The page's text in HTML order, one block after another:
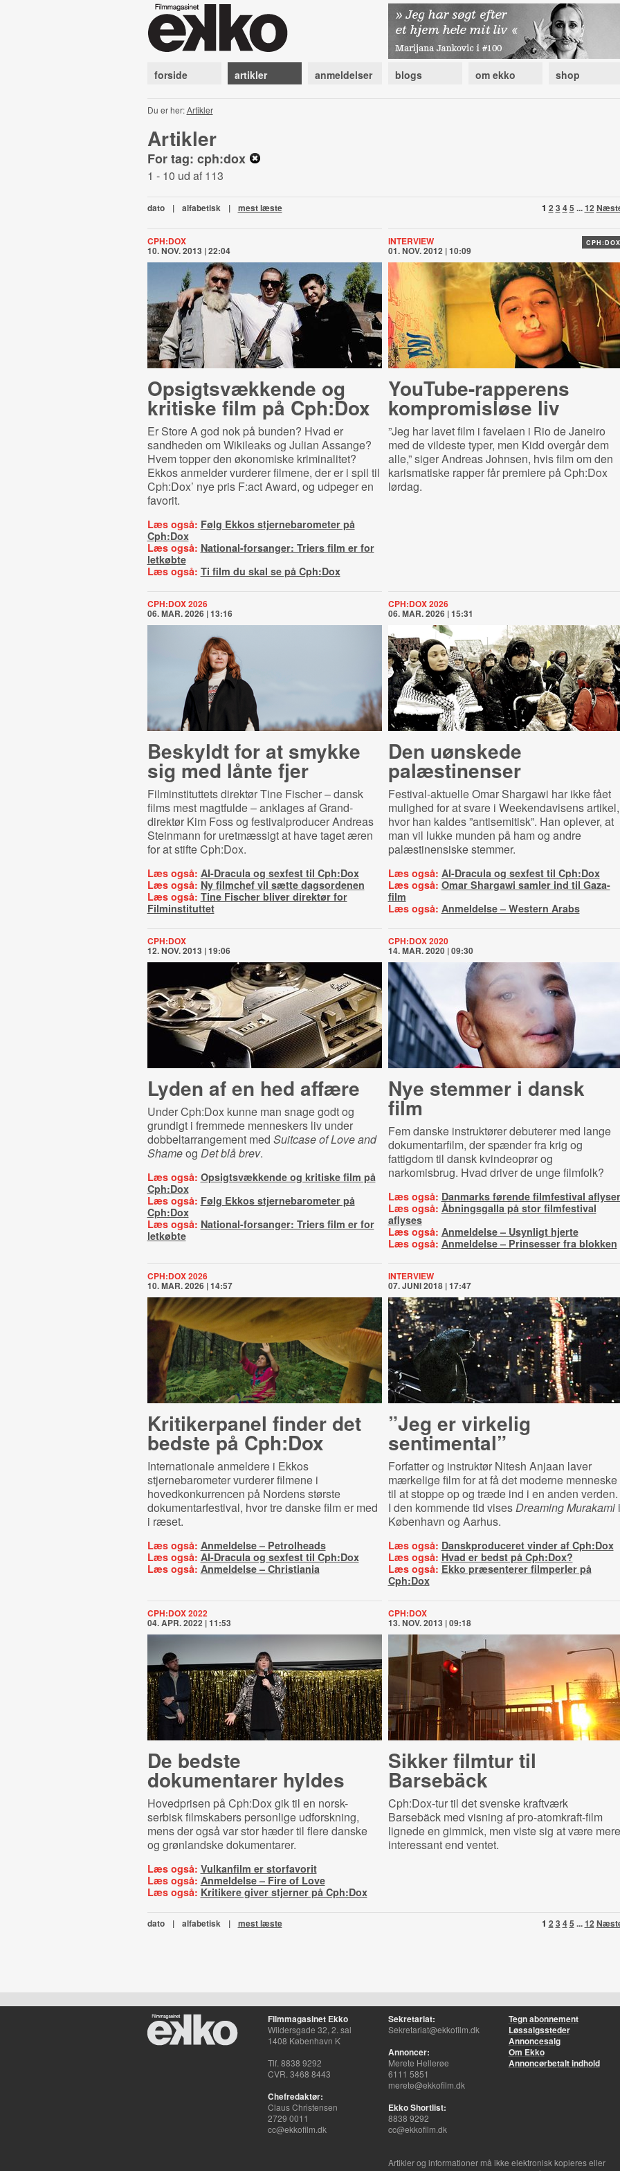
forside artikler anmeldelser blogs om ekko shop
Du er her:Artikler
Artikler
For tag: cph:dox
1 - 10 ud af 113
1 2 3 45 ...12
dato | alfabetisk | mest læste
CPH:DOX
10. NOV. 2013 | 22:04
Op­sigtsvæk­ken­de og
kritiske film på Cph:Dox
Er Store A god nok på bunden? Hvad er
sandheden om Wikileaks og Julian Assange?
Hvem topper den økonomiske kriminalitet?
Ekkos anmelder vurderer filmene, der er i spil til
Cph:Dox’ nye pris F:act Award, og udpeger en
favorit.
Læs også: Følg Ekkos stjernebarometer på
Cph:Dox
Læs også: National-forsanger: Triers film er for
letkøbte
Læs også: Ti film du skal se på Cph:Dox
CPH:DOX
INTERVIEW
01. NOV. 2012 | 10:09
YouTu­be-​rap­pe­rens
kompromisløse liv
”Jeg har lavet film i favelaen i Rio de Janeiro
med de vildeste typer, men Kidd overgår dem
alle,” siger Andreas Johnsen, hvis film om den
karismatiske rapper får premiere på Cph:Dox
lørdag.
CPH:DOX 2026
06. MAR. 2026 | 13:16
Beskyldt for at smykke
sig med lånte fjer
Filminstituttets direktør Tine Fischer – dansk
films mest magtfulde – anklages af Grand-
direktør Kim Foss og festivalproducer Andreas
Steinmann for uretmæssigt at have taget æren
for at stifte Cph:Dox.
Læs også: AI-Dracula og sexfest til Cph:Dox
Læs også: Ny filmchef vil sætte dagsordenen
Læs også: Tine Fischer bliver direktør for
Filminstituttet
CPH:DOX 2026
06. MAR. 2026 | 15:31
Den uønskede
palæstinenser
Festival-aktuelle Omar Shargawi har ikke fået
mulighed for at svare i Weekendavisens artikel,
hvor han kaldes ”antisemitisk”. Han oplever, at
man vil lukke munden på ham og andre
palæstinensiske stemmer.
Læs også: AI-Dracula og sexfest til Cph:Dox
Læs også: Omar Shargawi samler ind til Gaza-
film
Læs også: Anmeldelse – Western Arabs
CPH:DOX
12. NOV. 2013 | 19:06
Lyden af en hed affære
Under Cph:Dox kunne man snage godt og
grundigt i fremmede menneskers liv under
dobbeltarrangement med Suitcase of Love and
Shameog Det blå brev.
Læs også: Opsigtsvækkende og kritiske film på
Cph:Dox
Læs også: Følg Ekkos stjernebarometer på
Cph:Dox
Læs også: National-forsanger: Triers film er for
letkøbte
CPH:DOX 2020
14. MAR. 2020 | 09:30
Nye stemmer i dansk
film
Fem danske instruktører debuterer med lange
dokumentarfilm, der spænder fra krig og
fattigdom til dansk kvindeoprør og
narkomisbrug. Hvad driver de unge filmfolk?
Læs også: Danmarks førende filmfestival aflyser
Læs også: Åbningsgalla på stor filmfestival
aflyses
Læs også: Anmeldelse – Usynligt hjerte
Læs også: Anmeldelse – Prinsesser fra blokken
CPH:DOX 2026
10. MAR. 2026 | 14:57
Kritikerpanel finder det
bedste på Cph:Dox
Internationale anmeldere i Ekkos
stjernebarometer vurderer filmene i
hovedkonkurrencen på Nordens største
dokumentarfestival, hvor tre danske film er med
i ræset.
Læs også: Anmeldelse – Petrolheads
Læs også: AI-Dracula og sexfest til Cph:Dox
Læs også: Anmeldelse – Christiania
INTERVIEW
07. JUNI 2018 | 17:47
”Jeg er virkelig
sentimental”
Forfatter og instruktør Nitesh Anjaan laver
mærkelige film for at få det moderne menneske
til at stoppe op og træde ind i en anden verden.
I den kommende tid visesDreaming Murakami i
København og Aarhus.
Læs også: Danskproduceret vinder af Cph:Dox
Læs også: Hvad er bedst på Cph:Dox?
Læs også: Ekko præsenterer filmperler på
Cph:Dox
CPH:DOX 2022
04. APR. 2022 | 11:53
De bedste
dokumentarer hyldes
Hovedprisen på Cph:Dox gik til en norsk-
serbisk filmskabers personlige udforskning,
mens der også var stor hæder til flere danske
og grønlandske dokumentarer.
Læs også: Vulkanfilm er storfavorit
Læs også: Anmeldelse – Fire of Love
Læs også: Kritikere giver stjerner på Cph:Dox
CPH:DOX
13. NOV. 2013 | 09:18
Sikker filmtur til
Barsebäck
Cph:Dox-tur til det svenske kraftværk
Barsebäck med visning af pro-atomkraft-film
lignede en gimmick, men viste sig at være mere
interessant end ventet.
1 2 3 45 ...12
dato | alfabetisk | mest læste
Filmmagasinet Ekko
Wildersgade 32, 2. sal
1408 København K
Tlf. 8838 9292
CVR. 3468 8443
Chefredaktør:
Claus Christensen
2729 0011
cc@ekkofilm.dk
Sekretariat:
Sekretariat@ekkofilm.dk
Annoncer:
Merete Hellerøe
6111 5851
merete@ekkofilm.dk
Ekko Shortlist:
8838 9292
cc@ekkofilm.dk
Tegn abonnement
Løssalgssteder
Annoncesalg
Om Ekko
Annoncørbetalt indhold
Artikler og informationer må ikke elektronisk kopieres eller